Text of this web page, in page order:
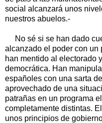
social alcanzará unos
nuestros abuelos.-
No sé si se han dado
alcanzado el poder con un
han mentido al electorado
democrática. Han
españoles con una sarta
aprovechado de una
patrañas en un programa
completamente distintas.
unos principios de